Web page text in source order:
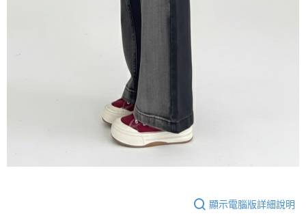
顯示電腦版詳細說明